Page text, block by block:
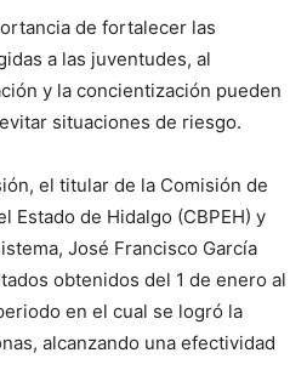
de fortalecer las
a las juventudes, al
y la concientización pueden
situaciones de riesgo.
el titular de la Comisión de
Estado de Hidalgo (CBPEH) y
José Francisco García
obtenidos del 1 de enero al
en el cual se logró la
alcanzando una efectividad